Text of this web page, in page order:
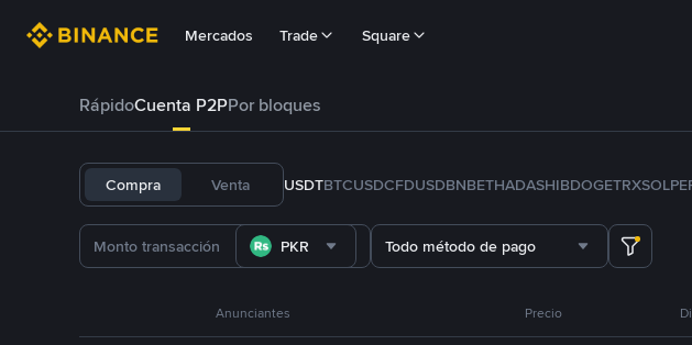
Mercados Trade Square
RápidoCuenta P2PPor bloques
Compra Venta USDTBTCUSDCFDUSDBNBETHADASHIBDOGETRXSOL
PKR Todo método de pago
Anunciantes Precio